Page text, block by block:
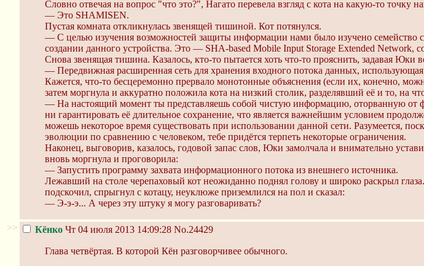
Словно отвечая на вопрос "что это?", Нагато перевела взгляд с кота на какую-то точку
— Это SHAMISEN.
Пустая комната откликнулась звенящей тишиной. Кот потянулся.
— С целью изучения возможностей защиты информации нами было изучено семейство
создании данного устройства. Это — SHA-based Mobile Input Storage Extended Network,
Снова звенящая тишина. Казалось, кто-то пытается хоть что-то прояснить, задавая
— Передвижная расширенная сеть для хранения входного потока данных,
Кажется, что-то бесцеремонно прервало монотонные объяснения (если их, конечно,
затем моргнула и аккуратно положила кота на низкий столик, разделявший её и то, на
— На настоящий момент ты представляешь собой чистую информацию, оторванную от
ни гарантировать её длительное сохранение, что является важнейшим условием
можешь некоторое время существовать при использовании данной сети. Разумеется,
эволюции по сравнению с человеком, тебе придётся терпеть некоторые ограничения.
Наконец, выговорив, казалось, годовой запас слов, Юки замолчала и внимательно
вновь моргнула и проговорила:
— Запустить программу захвата информационного потока из внешнего источника.
Лежавший на столе черепаховый кот неожиданно поднял голову и широко раскрыл
подскочил, спрыгнул с котацу, неуклюже приземлился на пол и сказал:
— Э-э-э... А через эту штуку я могу разговаривать?
>> Кёнко Чт 04 июля 2013 14:09:28 No.24429
Глава четвёртая. В которой Кён разговорчивее обычного.